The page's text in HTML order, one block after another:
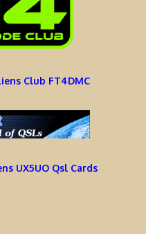
Club FT4DMC
UX5UO Qsl Cards